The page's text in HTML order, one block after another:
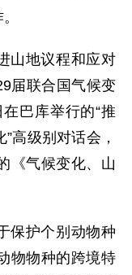
山地议程和应对
届联合国气候变
巴库举行的“推
高级别对话会，
《气候变化、山
保护个别动物种
物物种的跨境特